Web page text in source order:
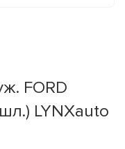
FORD
LYNXauto